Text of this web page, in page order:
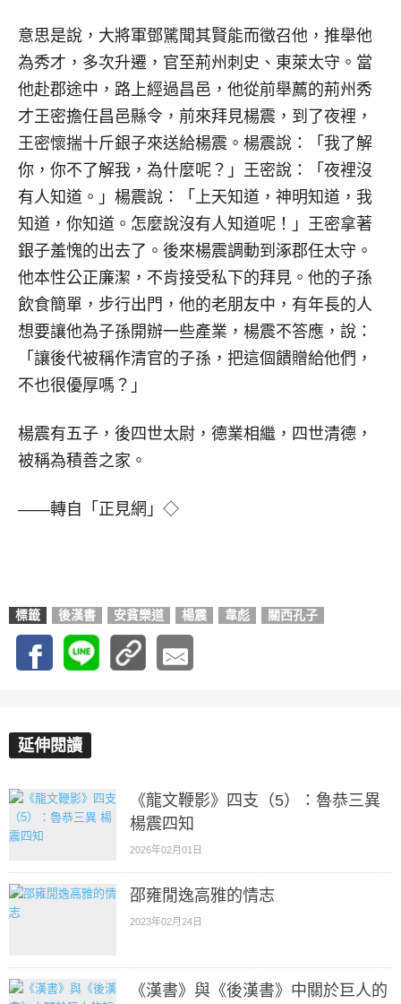
意思是說，大將軍鄧騭聞其賢能而徵召他，推舉他
為秀才，多次升遷，官至荊州刺史、東萊太守。當
他赴郡途中，路上經過昌邑，他從前舉薦的荊州秀
才王密擔任昌邑縣令，前來拜見楊震，到了夜裡，
王密懷揣十斤銀子來送給楊震。楊震說：「我了解
你，你不了解我，為什麼呢？」王密說：「夜裡沒
有人知道。」楊震說：「上天知道，神明知道，我
知道，你知道。怎麼說沒有人知道呢！」王密拿著
銀子羞愧的出去了。後來楊震調動到涿郡任太守。
他本性公正廉潔，不肯接受私下的拜見。他的子孫
飲食簡單，步行出門，他的老朋友中，有年長的人
想要讓他為子孫開辦一些產業，楊震不答應，說：
「讓後代被稱作清官的子孫，把這個饋贈給他們，
不也很優厚嗎？」
楊震有五子，後四世太尉，德業相繼，四世清德，
被稱為積善之家。
——轉自「正見網」◇
標籤 後漢書 安貧樂道 楊震 韋彪 關西孔子
延伸閱讀
《龍文鞭影》四支（5）：魯恭三異
楊震四知
2026年02月01日
邵雍閒逸高雅的情志
2023年02月24日
《漢書》與《後漢書》中關於巨人的